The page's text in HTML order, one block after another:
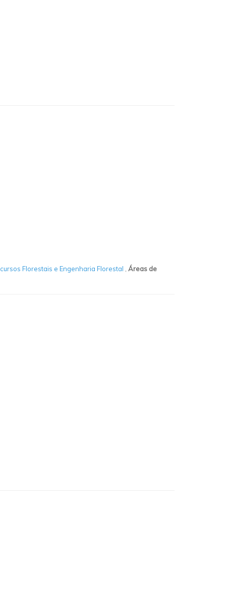
Florestais e Engenharia Florestal
Áreas de